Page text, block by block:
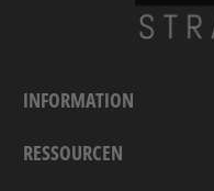
INFORMATION
RESSOURCEN